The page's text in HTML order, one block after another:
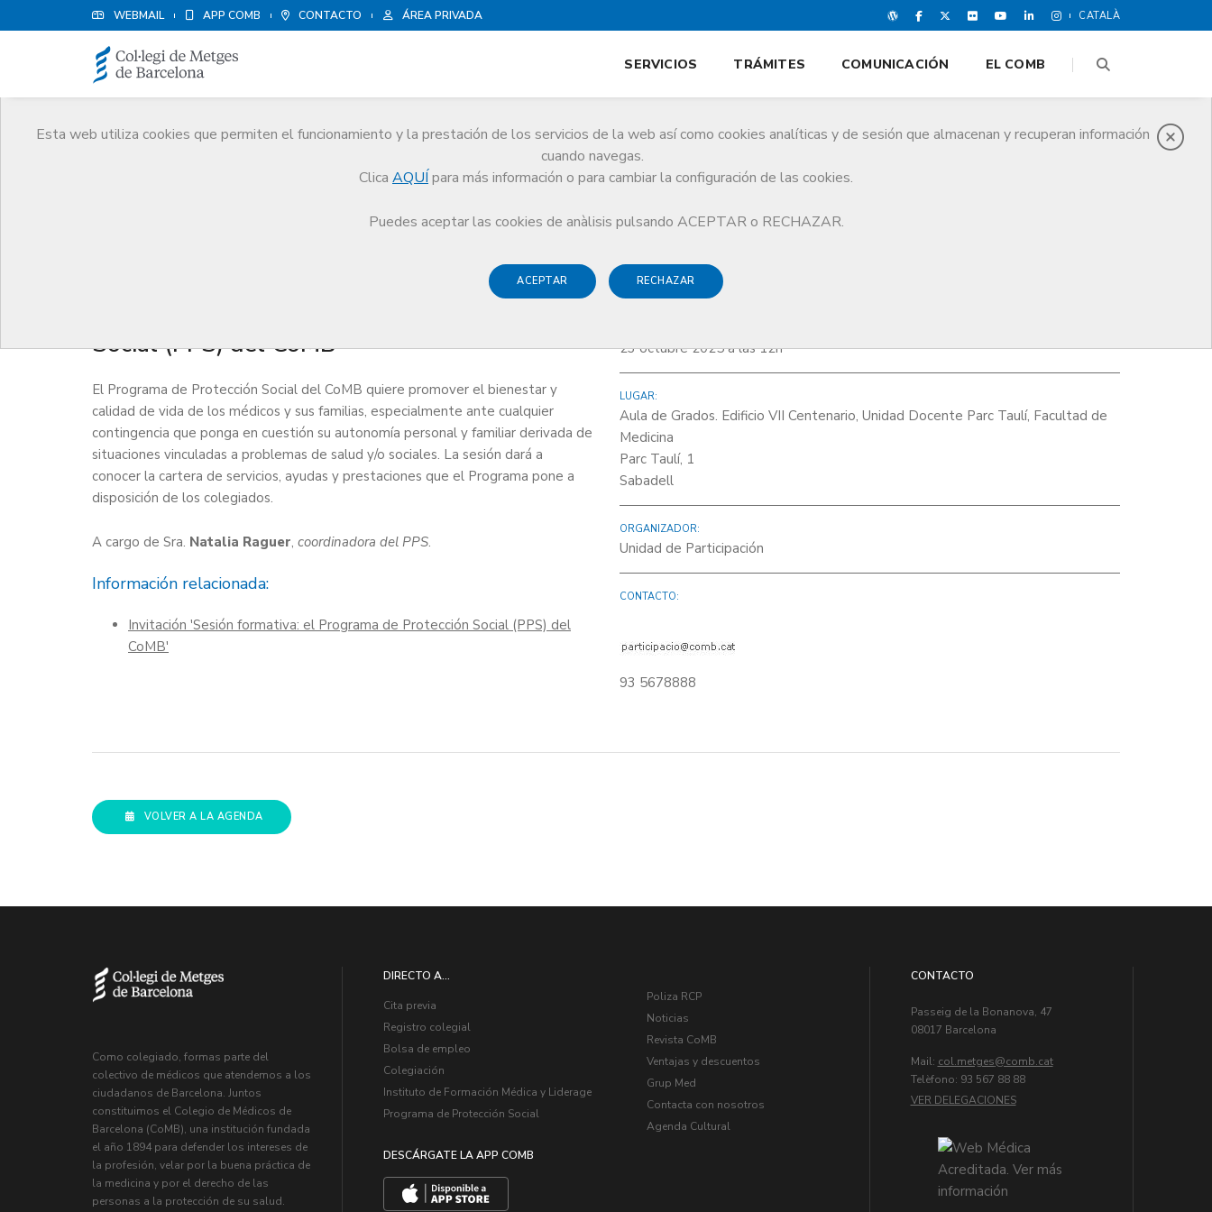
WEBMAIL APP COMB CONTACTO ÁREA PRIVADA CATALÀ
Esta web utiliza cookies que permiten el funcionamiento y la prestación de los servicios de la web así como cookies analíticas y de sesión que almacenan y recuperan información
cuando navegas.
Clica AQUÍ para más información o para cambiar la configuración de las cookies.
Puedes aceptar las cookies de anàlisis pulsando ACEPTAR o RECHAZAR.
ACEPTAR RECHAZAR
SERVICIOS TRÁMITES COMUNICACIÓN EL COMB
Sesión formativa: el Programa de Protección Social (PPS) del CoMB
Social (PPS) del CoMB
El Programa de Protección Social del CoMB quiere promover el bienestar y
calidad de vida de los médicos y sus familias, especialmente ante cualquier
contingencia que ponga en cuestión su autonomía personal y familiar derivada de
situaciones vinculadas a problemas de salud y/o sociales. La sesión dará a
conocer la cartera de servicios, ayudas y prestaciones que el Programa pone a
disposición de los colegiados.
A cargo de Sra. Natalia Raguer, coordinadora del PPS.
Información relacionada:
Invitación 'Sesión formativa: el Programa de Protección Social (PPS) del
CoMB'
23 octubre 2025 a las 12h
LUGAR:
Aula de Grados. Edificio VII Centenario, Unidad Docente Parc Taulí, Facultad de
Medicina
Parc Taulí, 1
Sabadell
ORGANIZADOR:
Unidad de Participación
CONTACTO:
93 5678888
VOLVER A LA AGENDA
Como colegiado, formas parte del
colectivo de médicos que atendemos a los
ciudadanos de Barcelona. Juntos
constituimos el Colegio de Médicos de
Barcelona (CoMB), una institución fundada
el año 1894 para defender los intereses de
la profesión, velar por la buena práctica de
la medicina y por el derecho de las
personas a la protección de su salud.
DIRECTO A...
Cita previa
Registro colegial
Bolsa de empleo
Colegiación
Instituto de Formación Médica y Liderage
Programa de Protección Social
DESCÁRGATE LA APP COMB
Poliza RCP
Noticias
Revista CoMB
Ventajas y descuentos
Grup Med
Contacta con nosotros
Agenda Cultural
CONTACTO
Passeig de la Bonanova, 47
08017 Barcelona
Mail: col.metges
Telèfono: 93 567 88 88
VER DELEGACIONES